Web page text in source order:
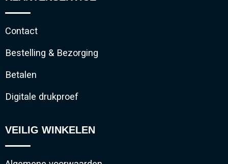
Contact
Bestelling & Bezorging
Betalen
Digitale drukproef
VEILIG WINKELEN